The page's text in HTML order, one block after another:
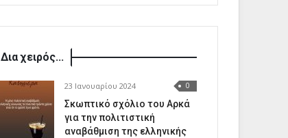
Δια χειρός...
23 Ιανουαρίου 2024 0
Σκωπτικό σχόλιο του Αρκά
για την πολιτιστική
αναβάθμιση της ελληνικής